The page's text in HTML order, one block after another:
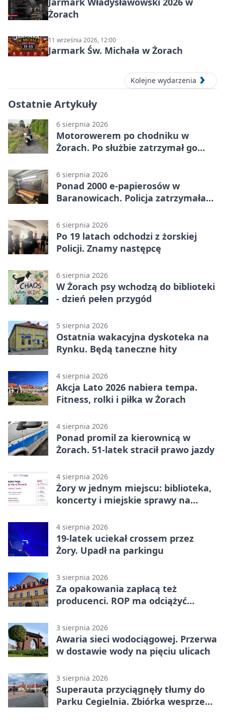
Żorach
11 września 2026, 12:00
Jarmark Św. Michała w Żorach
Kolejne wydarzenia
Ostatnie Artykuły
6 sierpnia 2026
Motorowerem po chodniku w
Żorach. Po służbie zatrzymał go
6 sierpnia 2026
Ponad 2000 e-papierosów w
Baranowicach. Policja zatrzymała
6 sierpnia 2026
Po 19 latach odchodzi z żorskiej
Policji. Znamy następcę
6 sierpnia 2026
W Żorach psy wchodzą do biblioteki
- dzień pełen przygód
5 sierpnia 2026
Ostatnia wakacyjna dyskoteka na
Rynku. Będą taneczne hity
4 sierpnia 2026
Akcja Lato 2026 nabiera tempa.
Fitness, rolki i piłka w Żorach
4 sierpnia 2026
Ponad promil za kierownicą w
Żorach. 51-latek stracił prawo jazdy
4 sierpnia 2026
Żory w jednym miejscu: biblioteka,
koncerty i miejskie sprawy na
4 sierpnia 2026
19-latek uciekał crossem przez
Żory. Upadł na parkingu
3 sierpnia 2026
Za opakowania zapłacą też
producenci. ROP ma odciążyć
3 sierpnia 2026
Awaria sieci wodociągowej. Przerwa
w dostawie wody na pięciu ulicach
3 sierpnia 2026
Superauta przyciągnęły tłumy do
Parku Cegielnia. Zbiórka wesprze